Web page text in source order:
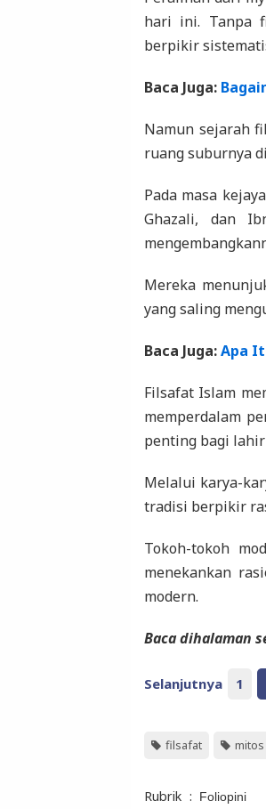
hari ini. Tanpa
berpikir
Baca Juga:
Namun sejarah
ruang suburnya
Pada masa
Ghazali, dan
Mereka
yang saling
Baca Juga:Apa
Filsafat Islam
memperdalam
penting bagi
Melalui karya-
tradisi berpikir
Tokoh-tokoh
menekankan
modern.
Baca dihalaman
Selanjutnya 1
filsafat mitos
Rubrik : Foliopini